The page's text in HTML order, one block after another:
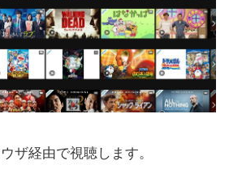
ザ経由で視聴します。